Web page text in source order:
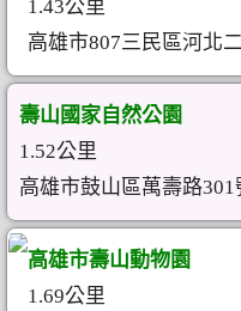
1.43公里
高雄市807三民區河北
壽山國家自然公園
1.52公里
高雄市鼓山區萬壽路301
高雄市壽山動物園
1.69公里